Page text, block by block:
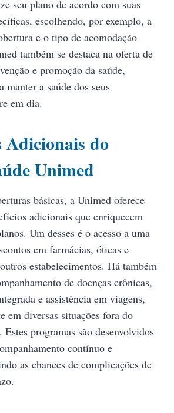
seu plano de acordo com suas
escolhendo, por exemplo, a
e o tipo de acomodação
também se destaca na oferta de
e promoção da saúde,
manter a saúde dos seus
em dia.
Adicionais do
Unimed
básicas, a Unimed oferece
adicionais que enriquecem
Um desses é o acesso a uma
em farmácias, óticas e
estabelecimentos. Há também
de doenças crônicas,
e assistência em viagens,
em diversas situações fora do
Estes programas são desenvolvidos
contínuo e
as chances de complicações de